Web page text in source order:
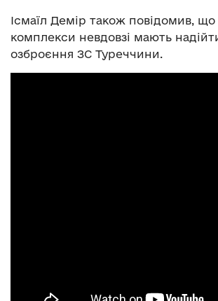
Ісмаїл Демір також повідомив, що
комплекси невдовзі мають
озброєння ЗС Туреччини.